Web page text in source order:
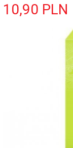
10,90 PLN